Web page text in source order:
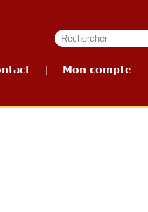
Mon compte